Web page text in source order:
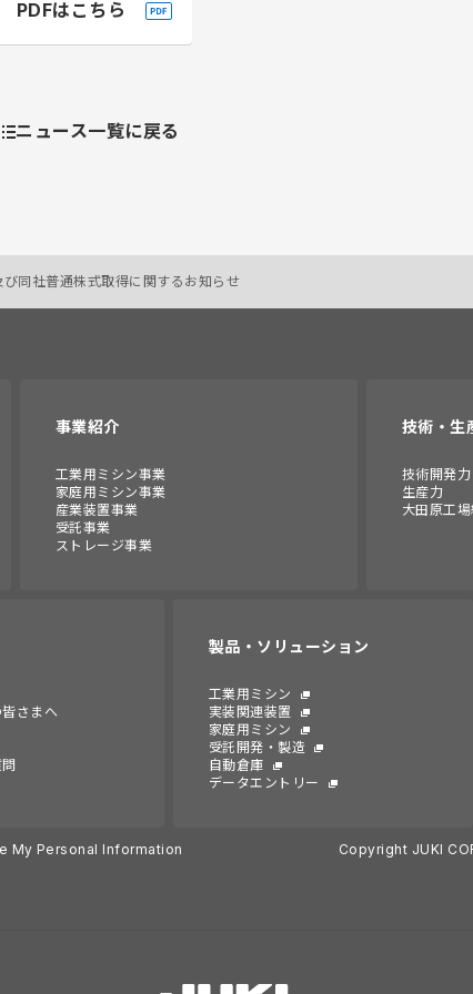
PDFはこちら
ニュース一覧に戻る
同社普通株式取得に関するお知らせ
事業紹介
工業用ミシン事業
家庭用ミシン事業
産業装置事業
受託事業
ストレージ事業
技術・生
技術開発力
生産力
大田原工
さまへ
製品・ソリューション
工業用ミシン
実装関連装置
家庭用ミシン
受託開発・製造
自動倉庫
データエントリー
My Personal Information Copyright JUKI